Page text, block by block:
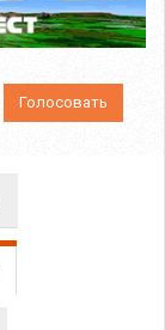
Голосовать